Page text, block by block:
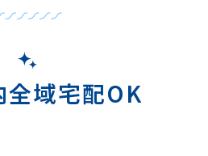
全域宅配OK